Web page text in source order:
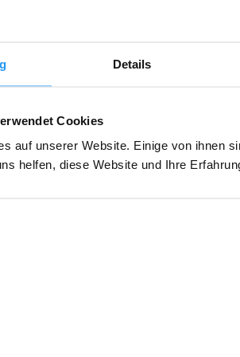
Details
Cookies
auf unserer Website. Einige von ihnen
helfen, diese Website und Ihre
über die gute Zusammenarbeit
warum feste Ansprechpartner im Projekt
und Bürokratie und bessere Services